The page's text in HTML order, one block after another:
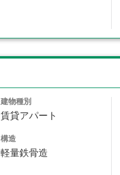
建物種別
賃貸アパート
構造
軽量鉄骨造